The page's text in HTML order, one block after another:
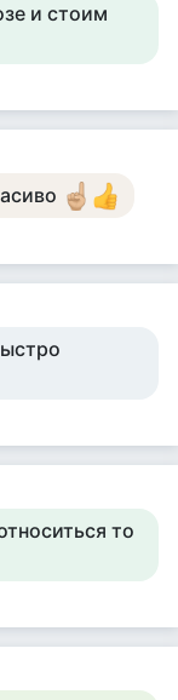
и стоим
то